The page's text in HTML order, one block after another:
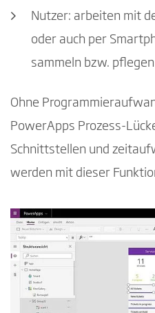
Nutzer: arbeiten mit
oder auch per
sammeln bzw.
Ohne
PowerApps Prozess-
Schnittstellen und
werden mit dieser